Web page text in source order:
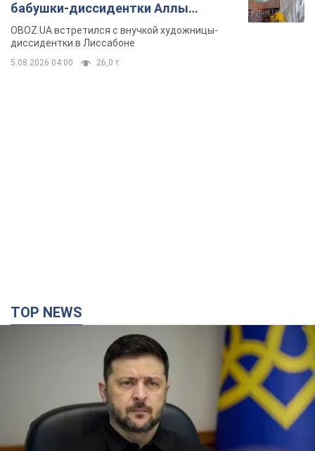
бабушки-диссидентки Аллы
Горской, критике сына Стуса и
бегстве в Португалию с пятью
детьми
OBOZ.UA встретился с внучкой художницы-
диссидентки в Лиссабоне
5.08.2026 04:00 26,0 т.
TOP NEWS